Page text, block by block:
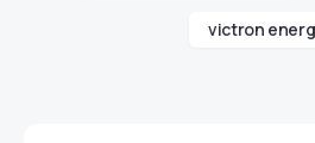
victron